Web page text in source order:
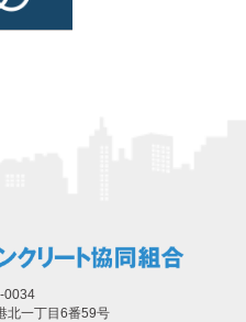
0034
北一丁目6番59号